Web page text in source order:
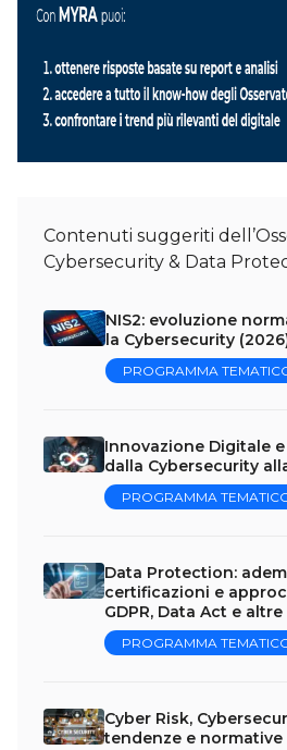
Contenuti suggeriti
Cybersecurity & Data
NIS2: evoluzione
la Cybersecurity
PROGRAMMA
Innovazione Digitale
dalla Cybersecurity
PROGRAMMA
Data Protection:
certificazioni e
GDPR, Data Act e
PROGRAMMA
Cyber Risk,
tendenze e normative